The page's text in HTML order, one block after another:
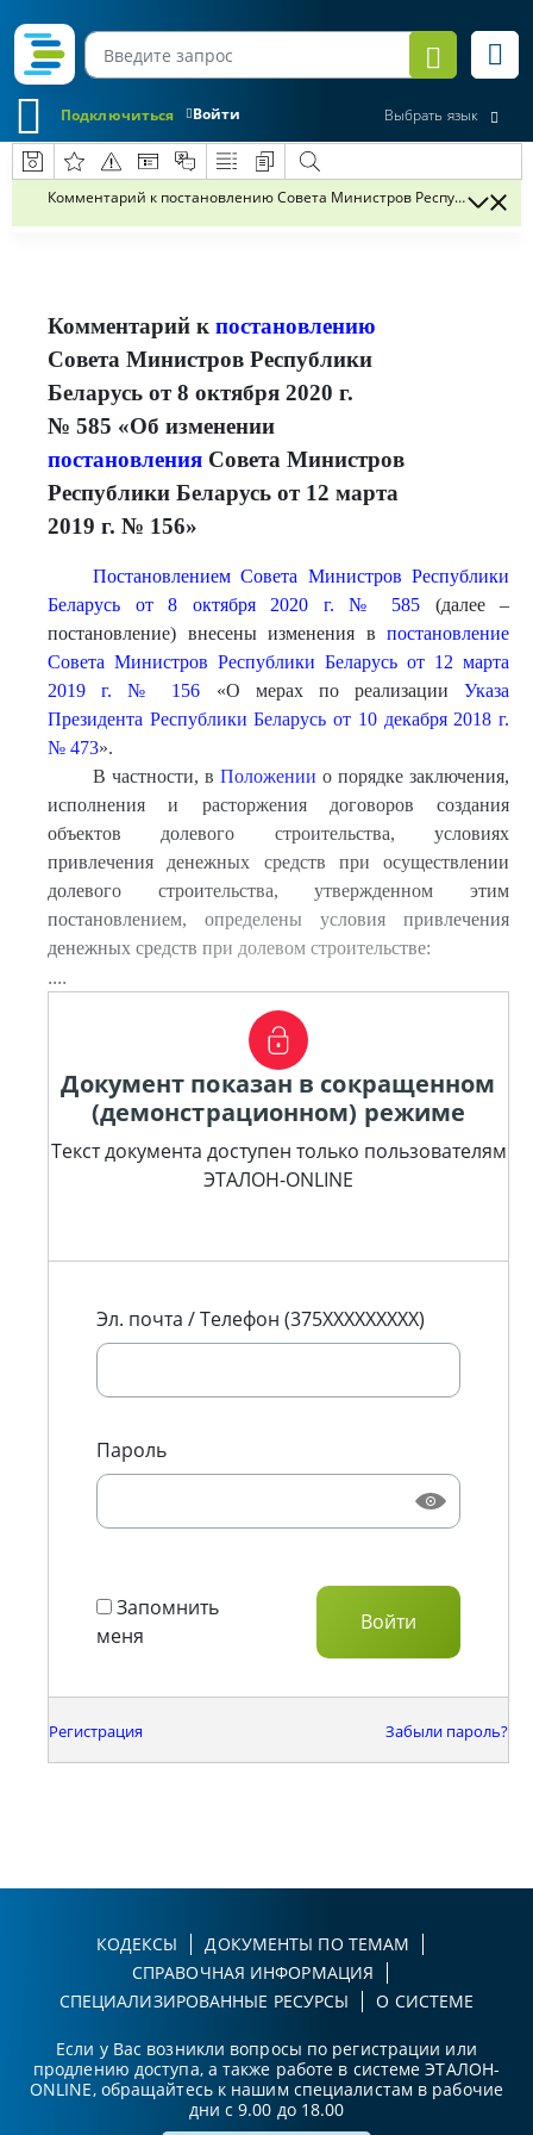
Войти
Подключиться Выбрать язык
Комментарий к постановлению Совета Министров Республики
Комментарий к постановлению
Совета Министров Республики
Беларусь от 8 октября 2020 г.
№ 585 «Об изменении
постановления Совета Министров
Республики Беларусь от 12 марта
2019 г. № 156»
Постановлением Совета Министров Республики
Беларусь от 8 октября 2020 г. № 585 (далее –
постановление) внесены изменения в постановление
Совета Министров Республики Беларусь от 12 марта
2019 г. № 156 «О мерах по реализацииУказа
Президента Республики Беларусь от 10 декабря 2018 г.
№ 473».
В частности, в Положении о порядке заключения,
исполнения и расторжения договоров создания
объектов долевого строительства, условиях
привлечения денежных средств при осуществлении
долевого строительства, утвержденном этим
постановлением, определены условия привлечения
денежных средств при долевом строительстве:
....
Документ показан в сокращенном
(демонстрационном) режиме
Текст документа доступен только пользователям
ЭТАЛОН-ONLINE
Эл. почта / Телефон (375XXXXXXXXX)
Пароль
Запомнить
меня
Регистрация Забыли пароль?
КОДЕКСЫ
ДОКУМЕНТЫ ПО ТЕМАМ
СПРАВОЧНАЯ ИНФОРМАЦИЯ
СПЕЦИАЛИЗИРОВАННЫЕ РЕСУРСЫ
О СИСТЕМЕ
Если у Вас возникли вопросы по регистрации или
продлению доступа, а также работе в системе ЭТАЛОН-
ONLINE, обращайтесь к нашим специалистам в рабочие
дни с 9.00 до 18.00